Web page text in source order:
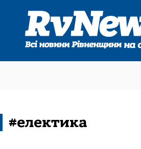
#електика